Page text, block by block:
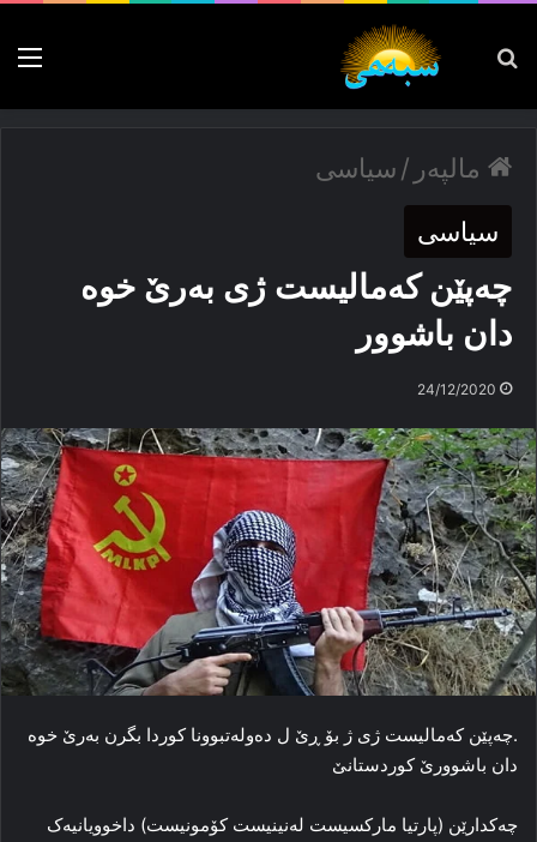
پەیدا بکە
مالپەر /سیاسی
سیاسی
چه‌پێن که‌مالیست ژی به‌رێ خوه‌
دان باشوور
24/12/2020
.چه‌پێن که‌مالیست ژی ژ بۆ ڕێ ل ده‌وله‌تبوونا کوردا بگرن به‌رێ خوه‌
دان باشوورێ کوردستانێ
چه‌کدارێن (پارتیا مارکسیست له‌نینیست کۆمونیست) داخوویانیه‌ک